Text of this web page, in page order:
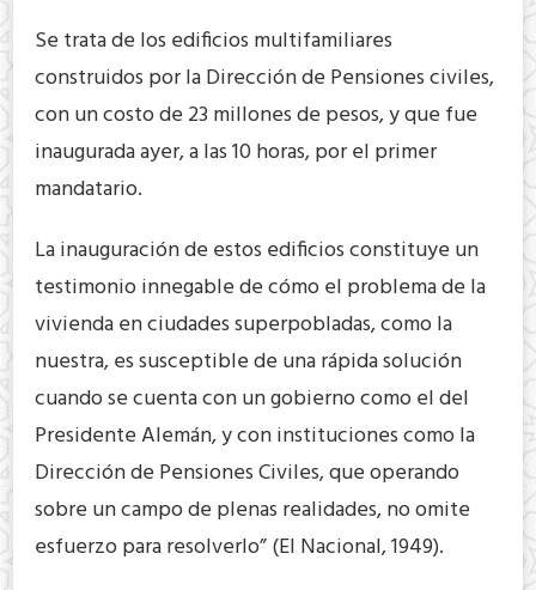
Se trata de los edificios multifamiliares
construidos por la Dirección de Pensiones civiles,
con un costo de 23 millones de pesos, y que fue
inaugurada ayer, a las 10 horas, por el primer
mandatario.
La inauguración de estos edificios constituye un
testimonio innegable de cómo el problema de la
vivienda en ciudades superpobladas, como la
nuestra, es susceptible de una rápida solución
cuando se cuenta con un gobierno como el del
Presidente Alemán, y con instituciones como la
Dirección de Pensiones Civiles, que operando
sobre un campo de plenas realidades, no omite
esfuerzo para resolverlo” (El Nacional, 1949).